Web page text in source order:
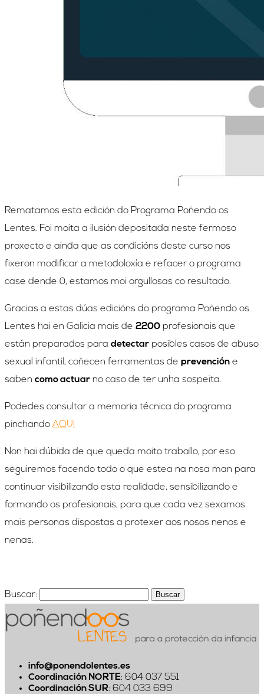
Rematamos esta edición do Programa Poñendo os
Lentes. Foi moita a ilusión depositada neste fermoso
proxecto e aínda que as condicións deste curso nos
fixeron modificar a metodoloxía e refacer o programa
case dende 0, estamos moi orgullosas co resultado.
Gracias a estas dúas edicións do programa Poñendo os
Lentes hai en Galicia mais de 2200 profesionais que
están preparados para detectar posibles casos de abuso
sexual infantil, coñecen ferramentas de prevención e
saben como actuar no caso de ter unha sospeita.
Podedes consultar a memoria técnica do programa
pinchando AQUI
Non hai dúbida de que queda moito traballo, por eso
seguiremos facendo todo o que estea na nosa man para
continuar visibilizando esta realidade, sensibilizando e
formando os profesionais, para que cada vez sexamos
mais personas dispostas a protexer aos nosos nenos e
nenas.
Buscar:
info@ponendolentes.es
Coordinación NORTE: 604 037 551
Coordinación SUR: 604 033 699